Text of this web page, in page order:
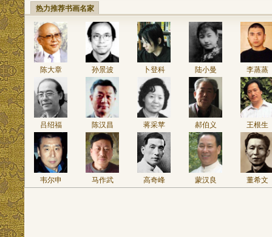
热力推荐书画名家
陈大章 孙景波 卜登科 陆小曼 李蒸蒸
吕绍福 陈汉昌 蒋采苹 郝伯义 王根生
韦尔申 马作武 高奇峰 蒙汉良 董希文